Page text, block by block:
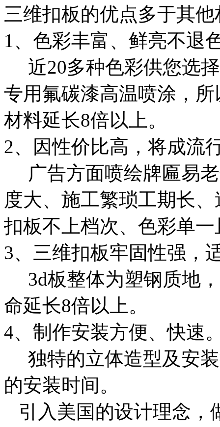
三维扣板的优点多于其
1、色彩丰富、鲜亮不退
近20多种色彩供您选
专用氟碳漆高温喷涂，
材料延长8倍以上。
2、因性价比高，将成流
广告方面喷绘牌匾易
度大、施工繁琐工期长
扣板不上档次、色彩单
3、三维扣板牢固性强，
3d板整体为塑钢质地
命延长8倍以上。
4、制作安装方便、快速
独特的立体造型及安装
的安装时间。
引入美国的设计理念，